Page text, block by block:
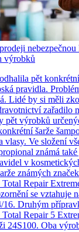
nebezpečnou
výrobků
pět
pravidla.
Lidé by si měli
zařadilo
pět výrobků
šarže
vlasy. Ve složení
známá
v
známých
Total Repair
se vztahuje
16. Druhým
Total Repair 5
24S100. Oba